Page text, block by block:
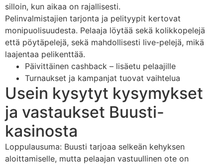
silloin, kun aikaa on rajallisesti.
Pelinvalmistajien tarjonta ja pelityypit kertovat
monipuolisuudesta. Pelaaja löytää sekä kolikkopelejä
että pöytäpelejä, sekä mahdollisesti live-pelejä, mikä
laajentaa pelikenttää.
Päivittäinen cashback – lisäetu pelaajille
Turnaukset ja kampanjat tuovat vaihtelua
Usein kysytyt kysymykset
ja vastaukset Buusti-
kasinosta
Loppulausuma: Buusti tarjoaa selkeän kehyksen
aloittamiselle, mutta pelaajan vastuullinen ote on